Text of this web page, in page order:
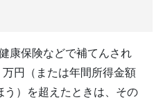
康保険などで補てんされ
円（または年間所得金額
）を超えたときは、その